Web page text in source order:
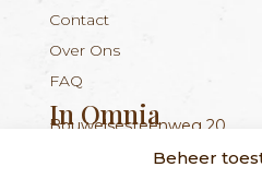
Beheer
Contact
Over Ons
FAQ
In Omnia
Bouwelsesteenweg 20
BE 1029.893.045
info@inomnia.be
+324 56 96 16 94
Nieuwsbrief